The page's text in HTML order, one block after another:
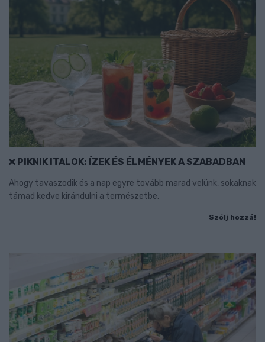
PIKNIK ITALOK: ÍZEK ÉS ÉLMÉNYEK A SZABADBAN
Ahogy tavaszodik és a nap egyre tovább marad velünk, sokaknak
támad kedve kirándulni a természetbe.
Szólj hozzá!